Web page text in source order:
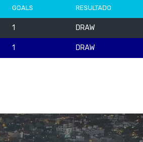
GOALS RESULTADO
1 DRAW
1 DRAW